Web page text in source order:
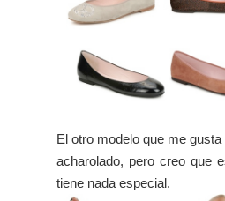
El otro modelo que me
acharolado, pero creo que
tiene nada especial.